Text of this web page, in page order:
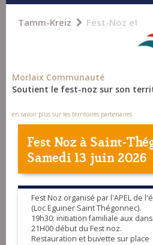
Tamm-Kreiz Fest-Noz et
Morlaix Communauté
Soutient le fest-noz sur son
en savoir plus sur les territoires partenaires
Fest Noz àSaint-
Samedi 13 juin 2026
Fest Noz organisé par l'APEL de
(Loc Eguiner Saint Thégonnec).
19h30: initiation familiale aux
21H00 début du Fest noz.
Restauration et buvette sur place